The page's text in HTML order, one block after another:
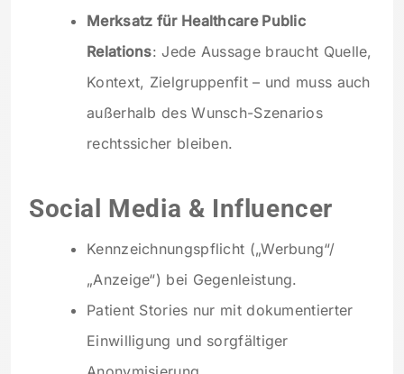
Merksatz für Healthcare Public
Relations: Jede Aussage braucht Quelle,
Kontext, Zielgruppenfit – und muss auch
außerhalb des Wunsch-Szenarios
rechtssicher bleiben.
Social Media & Influencer
Kennzeichnungspflicht („Werbung“/
„Anzeige“) bei Gegenleistung.
Patient Stories nur mit dokumentierter
Einwilligung und sorgfältiger